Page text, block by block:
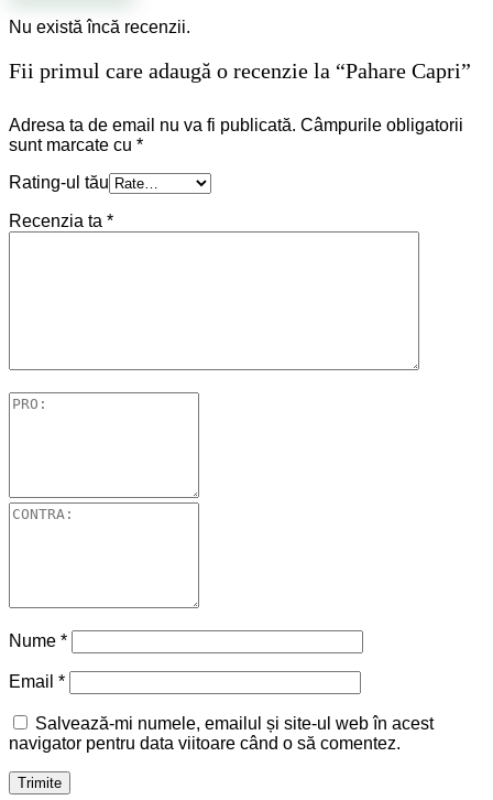
Nu există încă recenzii.
Fii primul care adaugă o recenzie la “Pahare Capri”
Adresa ta de email nu va fi publicată. Câmpurile obligatorii
sunt marcate cu *
Rating-ul tău
Recenzia ta *
Nume *
Email *
Salvează-mi numele, emailul și site-ul web în acest
navigator pentru data viitoare când o să comentez.